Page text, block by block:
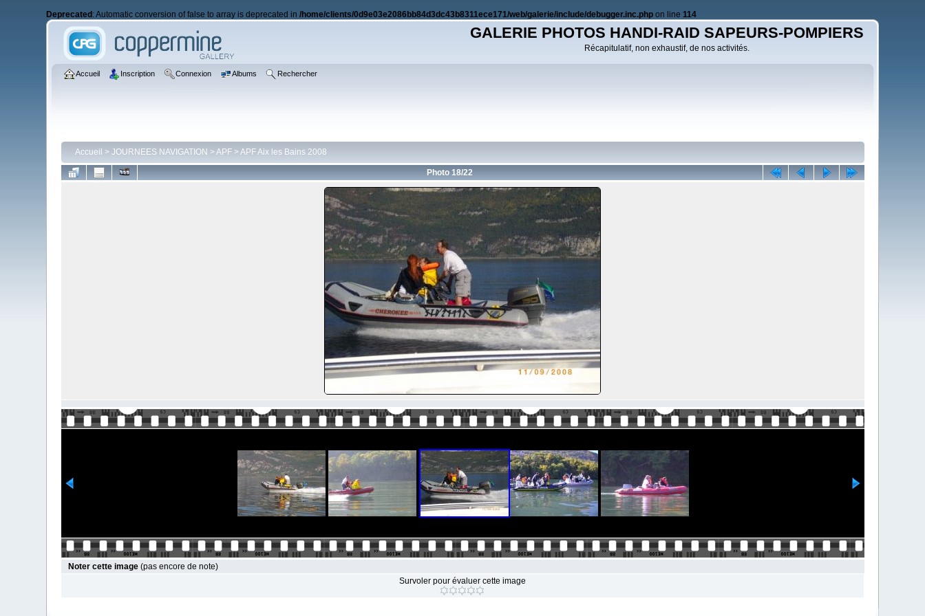
Deprecated : Automatic conversion of false to array is deprecated in/home/clients/0d9e03e2086bb84d3dc43b8311ece171/web/galerie/include/debugger.inc.php on line114
GALERIE PHOTOS HANDI-RAID SAPEURS-POMPIERS
Récapitulatif, non exhaustif, de nos activités.
Accueil Inscription Connexion Albums Rechercher
Accueil > JOURNEES NAVIGATION >APF>APF Aix les Bains 2008
Photo 18/22
Noter cette image (pas encore de note)
Survoler pour évaluer cette image